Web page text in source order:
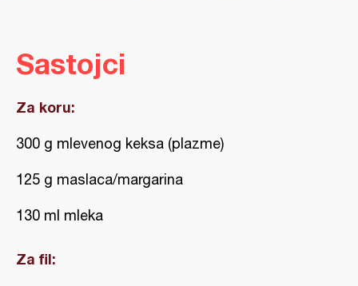
Sastojci
Za koru:
300 g mlevenog keksa (plazme)
125 g maslaca/margarina
130 ml mleka
Za fil: